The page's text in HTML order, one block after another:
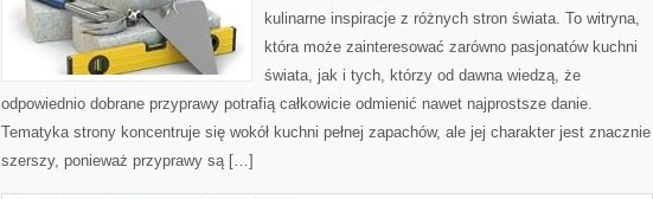
kulinarne inspiracje z różnych stron świata. To witryna,
która może zainteresować zarówno pasjonatów kuchni
świata, jak i tych, którzy od dawna wiedzą, że
odpowiednio dobrane przyprawy potrafią całkowicie odmienić nawet najprostsze danie.
Tematyka strony koncentruje się wokół kuchni pełnej zapachów, ale jej charakter jest znacznie
szerszy, ponieważ przyprawy są […]